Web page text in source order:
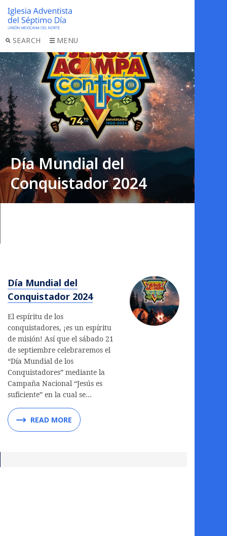
SEARCH MENU
Día Mundial del
Conquistador 2024
Día Mundial del
Conquistador 2024
El espíritu de los
conquistadores, ¡es un espíritu
de misión! Así que el sábado 21
de septiembre celebraremos el
“Día Mundial de los
Conquistadores” mediante la
Campaña Nacional “Jesús es
suficiente” en la cual se…
READ MORE